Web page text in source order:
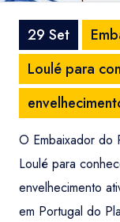
29 Set
Loulé para
O Embaixador do
Loulé para
envelhecimento
em Portugal do